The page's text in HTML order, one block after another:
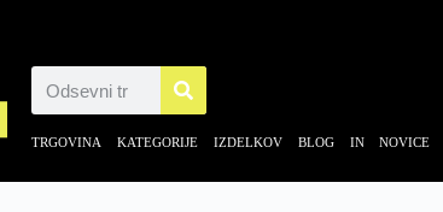
TRGOVINA KATEGORIJE IZDELKOV BLOG IN NOVICE